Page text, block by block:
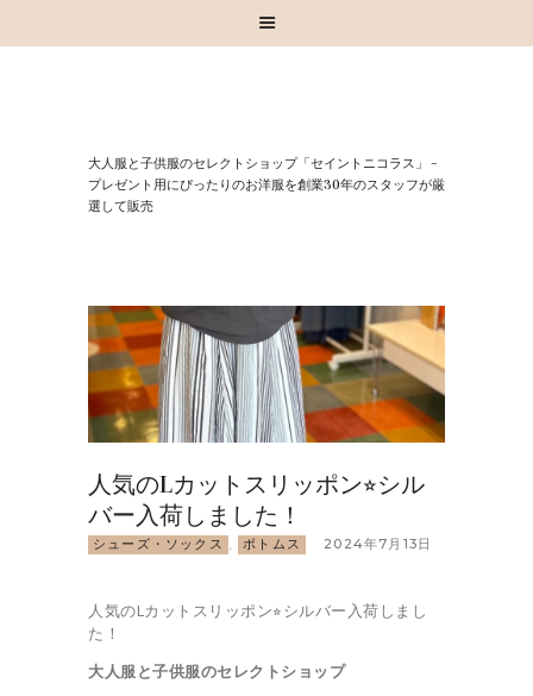
⼤⼈服と⼦供服のセレクトショップ「セイントニコラス」 –
プレゼント⽤にぴったりのお洋服を創業30年のスタッフが厳
選して販売
お知らせ
お買い物
取扱いブランド
お問い合わせ
人気のLカットスリッポン⭐︎シル
バー入荷しました！
シューズ・ソックス , ボトムス 2024年7月13日
人気のLカットスリッポン⭐︎シルバー入荷しまし
た！
大人服と子供服のセレクトショップ